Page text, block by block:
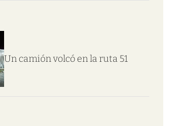
Un camión volcó en la ruta 51